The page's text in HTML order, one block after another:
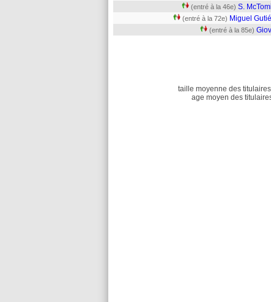
(entré à la 46e) S.
(entré à la 72e) Miguel
(entré à la 85e)
taille moyenne des
age moyen des